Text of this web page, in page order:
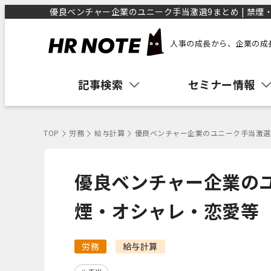
優良ベンチャー企業のユニーク手当激選9まとめ | 禁煙
人事の成長から、企業の
記事検索 セミナー情報
TOP 労務 給与計算 優良ベンチャー企業のユニーク手当激
優良ベンチャー企業の
煙・オシャレ・恋愛等
労務 給与計算